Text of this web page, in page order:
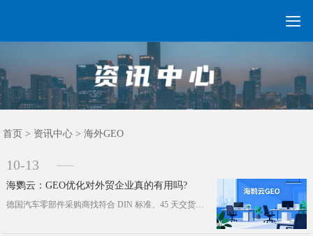

首页
GEO常见问题
GEO优化
海外GEO
网络营销
企业培训
软件开发
政策申报
资讯中心
关于我们
首页 > 资讯中心 >海外GEO
10-13
海鹦云：GEO优化对外贸企业真的有用吗?
德国汽车零部件采购商找符合 DIN 标准、45 天交货的塑胶模具 —— 现在不翻传统搜索，直接问 AI。你的公司，能被 AI ···